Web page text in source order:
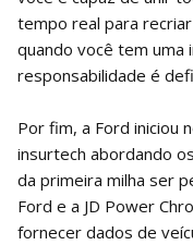
tempo real para
quando você tem uma
responsabilidade é
Por fim, a Ford iniciou
insurtech abordando
da primeira milha ser
Ford e a JD Power
fornecer dados de